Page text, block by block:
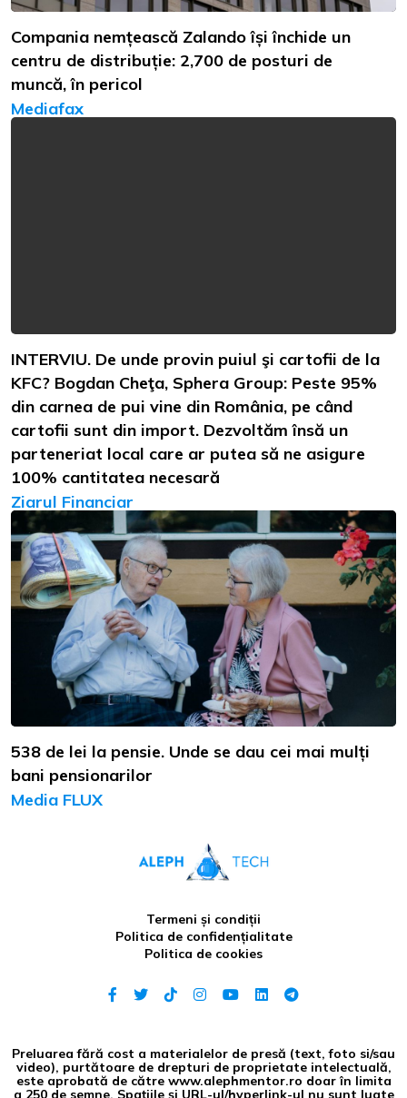
Compania nemțească Zalando își închide un
centru de distribuție: 2,700 de posturi de
muncă, în pericol
Mediafax
INTERVIU. De unde provin puiul şi cartofii de la
KFC? Bogdan Cheţa, Sphera Group: Peste 95%
din carnea de pui vine din România, pe când
cartofii sunt din import. Dezvoltăm însă un
parteneriat local care ar putea să ne asigure
100% cantitatea necesară
Ziarul Financiar
538 de lei la pensie. Unde se dau cei mai mulți
bani pensionarilor
Media FLUX
Termeni și condiții
Politica de confidențialitate
Politica de cookies
Preluarea fără cost a materialelor de presă (text, foto si/sau
video), purtătoare de drepturi de proprietate intelectuală,
este aprobată de către www.alephmentor.ro doar în limita